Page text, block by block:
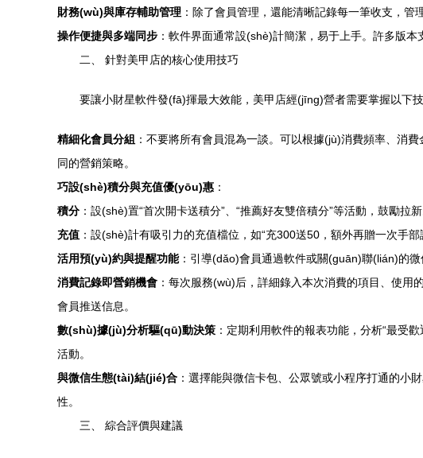
財務(wù)與庫存輔助管理 ：除了會員管理，還能清晰記錄每一筆收支，
操作便捷與多端同步 ：軟件界面通常設(shè)計簡潔，易于上手。許多版
二、 針對美甲店的核心使用技巧
要讓小財星軟件發(fā)揮最大效能，美甲店經(jīng)營者需要掌握以下技
精細化會員分組 ：不要將所有會員混為一談。可以根據(jù)消費頻率、消
同的營銷策略。
巧設(shè)積分與充值優(yōu)惠 ：
積分 ：設(shè)置“首次開卡送積分”、“推薦好友雙倍積分”等活動，鼓勵拉新
充值 ：設(shè)計有吸引力的充值檔位，如“充300送50，額外再贈一次手
活用預(yù)約與提醒功能：引導(dǎo)會員通過軟件或關(guān)聯(lián)的
消費記錄即營銷機會 ：每次服務(wù)后，詳細錄入本次消費的項目、使
會員推送信息。
數(shù)據(jù)分析驅(qū)動決策 ：定期利用軟件的報表功能，分析“最受
活動。
與微信生態(tài)結(jié)合 ：選擇能與微信卡包、公眾號或小程序打通的小
性。
三、 綜合評價與建議